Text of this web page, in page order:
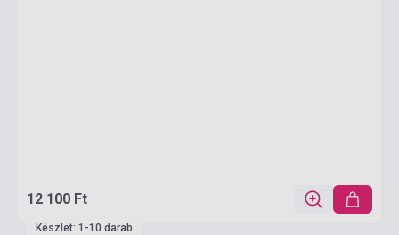
12 100 Ft
Készlet: 1-10 darab